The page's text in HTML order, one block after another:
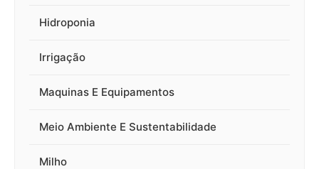
Hidroponia
Irrigação
Maquinas E Equipamentos
Meio Ambiente E Sustentabilidade
Milho